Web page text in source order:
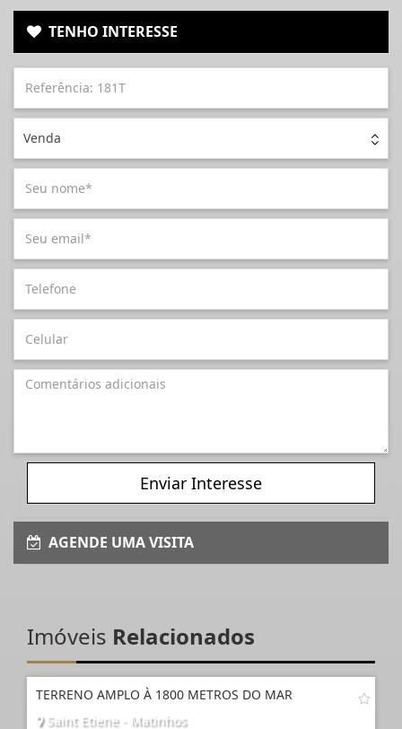
TENHO INTERESSE
Venda
Enviar Interesse
AGENDE UMA VISITA
Imóveis Relacionados
TERRENO AMPLO À 1800 METROS DO MAR
Saint Etiene - Matinhos